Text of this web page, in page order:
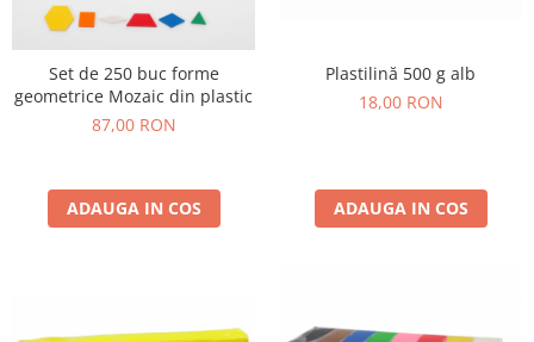
Vopsele
Biciclete si Triciclete
Biciclete
Biciclete Viking Challange
Biciclete Viking Explorer
Set de 250 buc forme
geometrice Mozaic din plastic
87,00 RON
ADAUGA IN COS
Plastilină 500 g alb
18,00 RON
ADAUGA IN COS